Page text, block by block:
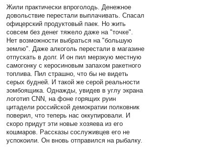
Жили практически впроголодь. Денежное
довольствие перестали выплачивать. Спасал
офицерский продуктовый паек. Но жить
совсем без денег тяжело даже на "точке".
Нет возможности выбраться на "большую
землю". Даже алкоголь перестали в магазине
отпускать в долг. И он пил мерзкую местную
самогонку с керосиновым запахом ракетного
топлива. Пил страшно, что бы не видеть
серых будней. И такой же серой реальности
зомбоящика. Однажды, увидев в углу экрана
логотип CNN, на фоне горящих руин
цитадели российской демократии полковник
поверил, что теперь нас оккупировали. И
скоро придут эти новые хозяева из его
кошмаров. Рассказы сослуживцев его не
успокоили. Он вновь отправился на рыбалку.